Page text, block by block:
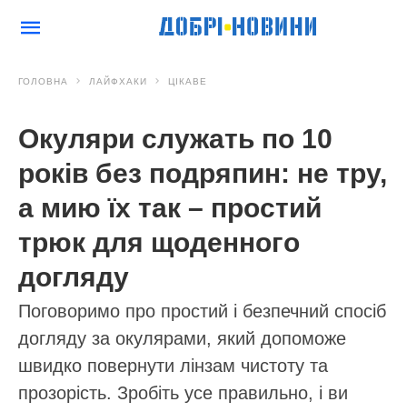
ГОЛОВНА ЛАЙФХАКИ ЦІКАВЕ
Окуляри служать по 10
років без подряпин: не тру,
а мию їх так – простий
трюк для щоденного
догляду
Поговоримо про простий і безпечний спосіб
догляду за окулярами, який допоможе
швидко повернути лінзам чистоту та
прозорість. Зробіть усе правильно, і ви